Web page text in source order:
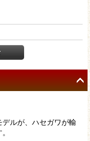
ルが、ハセガワが輸